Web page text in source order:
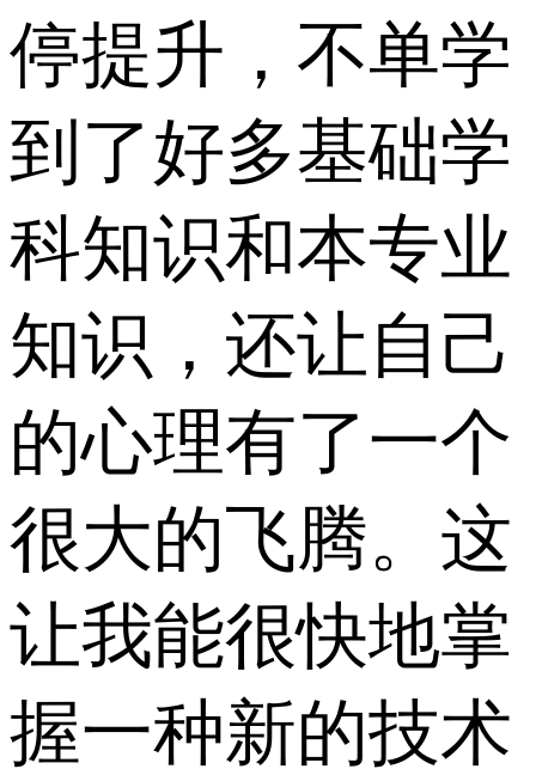
停提升，不单学
到了好多基础学
科知识和本专业
知识，还让自己
的心理有了一个
很大的飞腾。这
让我能很快地掌
握一种新的技术